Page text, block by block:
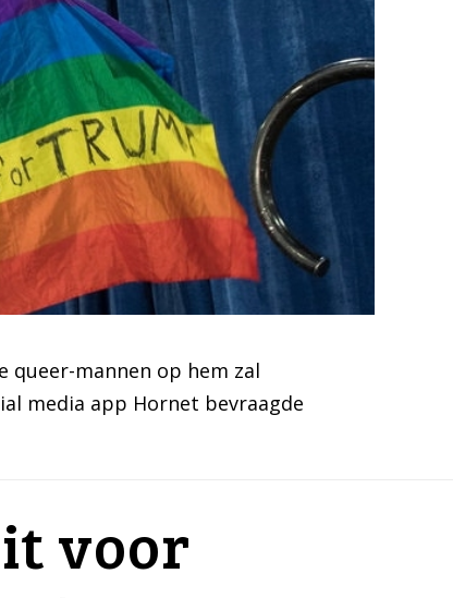
mannen op hem zal
media app Hornet bevraagde
voor